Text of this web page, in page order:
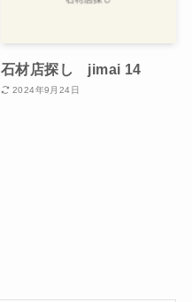
石材店探し jimai 14
2024年9月24日